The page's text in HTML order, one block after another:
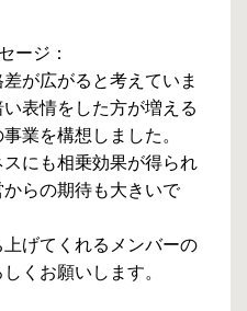
ージ：
が広がると考えていま
表情をした方が増える
業を構想しました。
にも相乗効果が得られ
らの期待も大きいで
げてくれるメンバーの
くお願いします。